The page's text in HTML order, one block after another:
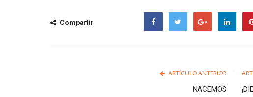
Compartir
ARTÍCULO ANTERIOR
NACEMOS